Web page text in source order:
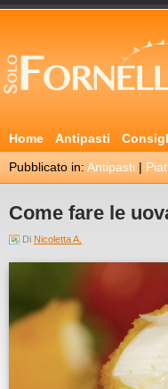
Home Antipasti
Pubblicato in: Antipasti |
Come fare le
Di Nicoletta A.